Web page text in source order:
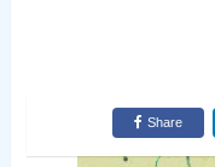
Share